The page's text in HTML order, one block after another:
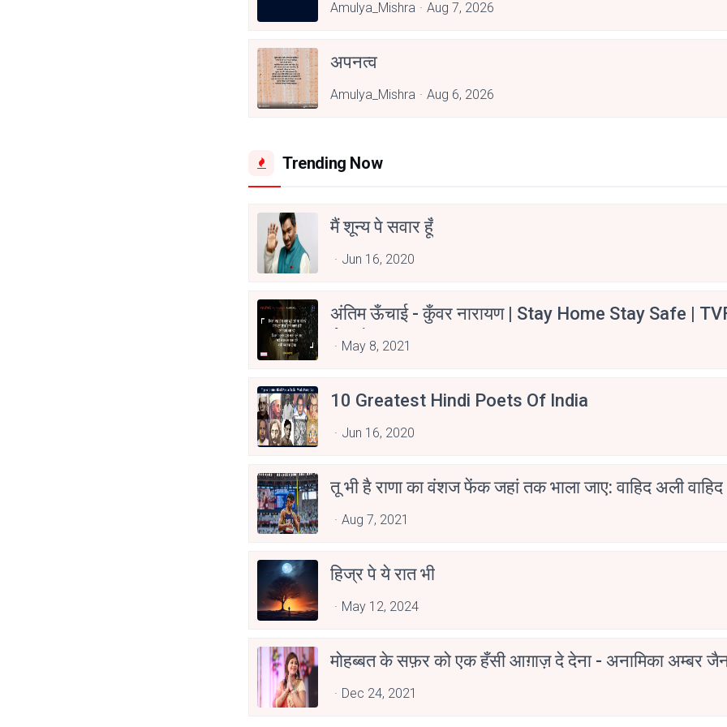
Amulya_Mishra Aug 7, 2026
अपनत्व
Amulya_Mishra Aug 6, 2026
Trending Now
मैं शून्य पे सवार हूँ
Jun 16, 2020
अंतिम ऊँचाई - कुँवर नारायण | Stay Home Stay Safe |
Aspirants
May 8, 2021
10 Greatest Hindi Poets Of India
Jun 16, 2020
तू भी है राणा का वंशज फेंक जहां तक भाला जाए: वाहिद अली वाहिद
Aug 7, 2021
हिज्र पे ये रात भी
May 12, 2024
मोहब्बत के सफ़र को एक हँसी आग़ाज़ दे देना - अनामिका अम्बर
Dec 24, 2021